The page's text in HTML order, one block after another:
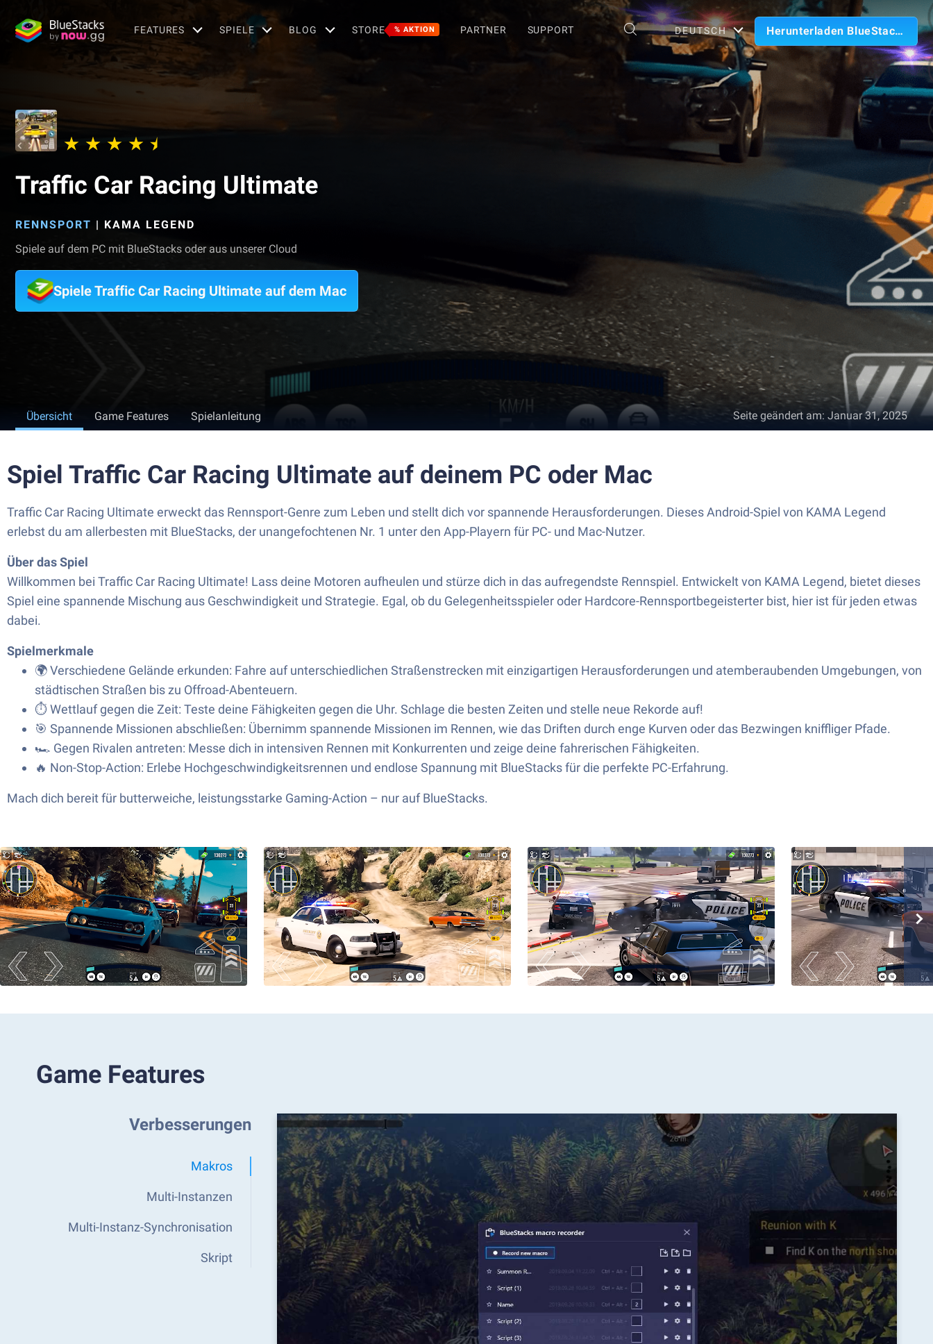
FEATURES SPIELE BLOG STORE % AKTION PARTNER SUPPORT DEUTSCH Herunterladen BlueStacks
Traffic Car Racing Ultimate
RENNSPORT | KAMA LEGEND
Spiele auf dem PC mit BlueStacks oder aus unserer Cloud
Spiele Traffic Car Racing Ultimate auf dem Mac
Übersicht Game Features Spielanleitung Seite geändert am: Januar 31, 2025
Spiel Traffic Car Racing Ultimate auf deinem PC oder Mac
Traffic Car Racing Ultimate erweckt das Rennsport-Genre zum Leben und stellt dich vor spannende Herausforderungen. Dieses Android-Spiel von KAMA Legend
erlebst du am allerbesten mit BlueStacks, der unangefochtenen Nr. 1 unter den App-Playern für PC- und Mac-Nutzer.
Über das Spiel
Willkommen bei Traffic Car Racing Ultimate! Lass deine Motoren aufheulen und stürze dich in das aufregendste Rennspiel. Entwickelt von KAMA Legend, bietet dieses
Spiel eine spannende Mischung aus Geschwindigkeit und Strategie. Egal, ob du Gelegenheitsspieler oder Hardcore-Rennsportbegeisterter bist, hier ist für jeden etwas
dabei.
Spielmerkmale
🌍 Verschiedene Gelände erkunden: Fahre auf unterschiedlichen Straßenstrecken mit einzigartigen Herausforderungen und atemberaubenden Umgebungen, von
städtischen Straßen bis zu Offroad-Abenteuern.
⏱️ Wettlauf gegen die Zeit: Teste deine Fähigkeiten gegen die Uhr. Schlage die besten Zeiten und stelle neue Rekorde auf!
🎯 Spannende Missionen abschließen: Übernimm spannende Missionen im Rennen, wie das Driften durch enge Kurven oder das Bezwingen kniffliger Pfade.
🏎️ Gegen Rivalen antreten: Messe dich in intensiven Rennen mit Konkurrenten und zeige deine fahrerischen Fähigkeiten.
🔥 Non-Stop-Action: Erlebe Hochgeschwindigkeitsrennen und endlose Spannung mit BlueStacks für die perfekte PC-Erfahrung.
Mach dich bereit für butterweiche, leistungsstarke Gaming-Action – nur auf BlueStacks.
Game Features
Verbesserungen
Makros
Multi-Instanzen
Multi-Instanz-Synchronisation
Skript